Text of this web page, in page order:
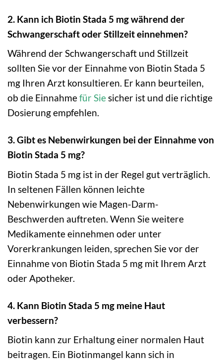
2. Kann ich Biotin Stada 5 mg während der
Schwangerschaft oder Stillzeit einnehmen?
Während der Schwangerschaft und Stillzeit
sollten Sie vor der Einnahme von Biotin Stada 5
mg Ihren Arzt konsultieren. Er kann beurteilen,
ob die Einnahmefür Siesicher ist und die richtige
Dosierung empfehlen.
3. Gibt es Nebenwirkungen bei der Einnahme von
Biotin Stada 5 mg?
Biotin Stada 5 mg ist in der Regel gut verträglich.
In seltenen Fällen können leichte
Nebenwirkungen wie Magen-Darm-
Beschwerden auftreten. Wenn Sie weitere
Medikamente einnehmen oder unter
Vorerkrankungen leiden, sprechen Sie vor der
Einnahme von Biotin Stada 5 mg mit Ihrem Arzt
oder Apotheker.
4. Kann Biotin Stada 5 mg meine Haut
verbessern?
Biotin kann zur Erhaltung einer normalen Haut
beitragen. Ein Biotinmangel kann sich in